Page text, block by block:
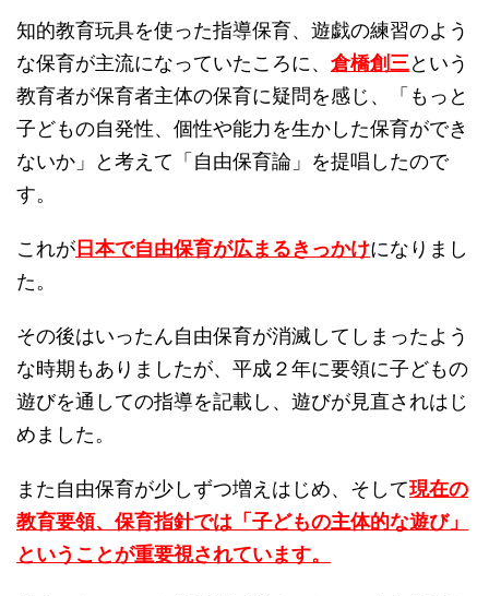
知的教育玩具を使った指導保育、遊戯の練習のよう
な保育が主流になっていたころに、 倉橋創三という
教育者が保育者主体の保育に疑問を感じ、「もっと
子どもの自発性、個性や能力を生かした保育ができ
ないか」と考えて「自由保育論」を提唱したので
す。
これが日本で自由保育が広まるきっかけになりまし
た。
その後はいったん自由保育が消滅してしまったよう
な時期もありましたが、平成２年に要領に子どもの
遊びを通しての指導を記載し、遊びが見直されはじ
めました。
また自由保育が少しずつ増えはじめ、そして現在の
教育要領、保育指針では「子どもの主体的な遊び」
ということが重要視されています。